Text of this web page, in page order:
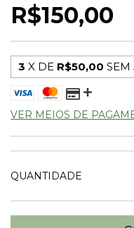
R$150,00
3 X DE R$50,00 SEM
VER MEIOS DE
QUANTIDADE